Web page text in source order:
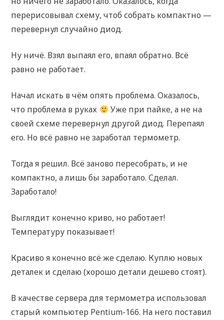
перерисовывал схему, чтоб собрать компактно —
перевернул случайно диод.
Ну ничё. Взял выпаял его, впаял обратно. Всё
равно не работает.
Начал искать в чём опять проблема. Оказалось,
что проблема в руках
Уже при пайке, а не на
своей схеме перевернул другой диод. Перепаял
его. Но всё равно не заработал термометр.
Тогда я решил. Всё заново пересобрать, и не
компактно, а лишь бы заработало. Сделал.
Заработало!
Выглядит конечно криво, но работает!
Температуру показывает!
Красиво я конечно всё же сделаю. Куплю новых
деталек и сделаю (хорошо детали дешево стоят).
В качестве сервера для термометра использовал
старый компьютер Pentium-166. На него поставил